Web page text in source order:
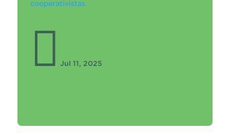
cooperativistas
 Jul 11, 2025